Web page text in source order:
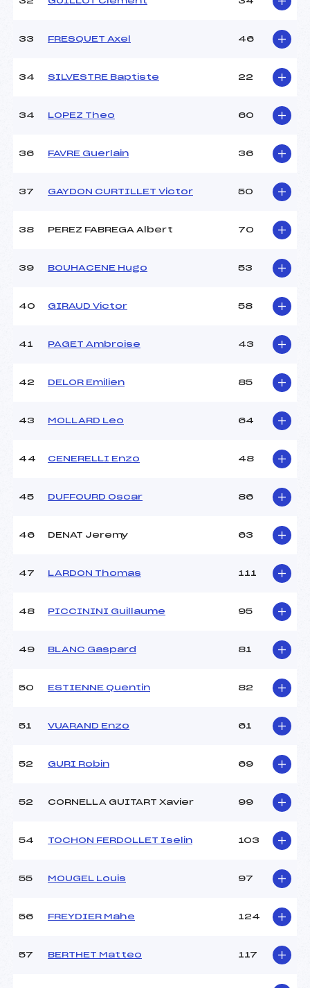
33 FRESQUET Axel 46
34 SILVESTRE Baptiste 22
34 LOPEZ Theo 60
36 FAVRE Guerlain 36
37 GAYDON CURTILLET Victor 50
38 PEREZ FABREGA Albert 70
39 BOUHACENE Hugo 53
40 GIRAUD Victor 58
41 PAGET Ambroise 43
42 DELOR Emilien 85
43 MOLLARD Leo 64
44 CENERELLI Enzo 48
45 DUFFOURD Oscar 86
46 DENAT Jeremy 63
47 LARDON Thomas 111
48 PICCININI Guillaume 95
49 BLANC Gaspard 81
50 ESTIENNE Quentin 82
51 VUARAND Enzo 61
52 GURI Robin 69
52 CORNELLA GUITART Xavier 99
54 TOCHON FERDOLLET Iselin 103
55 MOUGEL Louis 97
56 FREYDIER Mahe 124
57 BERTHET Matteo 117